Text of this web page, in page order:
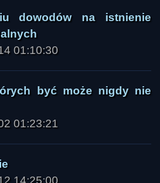
dowodów na istnienie
01:10:30
być może nigdy nie
01:23:21
14:25:00